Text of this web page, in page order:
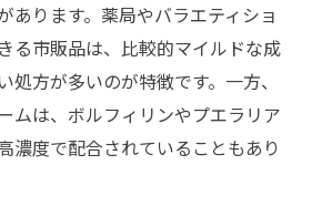
あります。薬局やバラエティショ
る市販品は、比較的マイルドな成
処方が多いのが特徴です。一方、
ムは、ボルフィリンやプエラリア
濃度で配合されていることもあり